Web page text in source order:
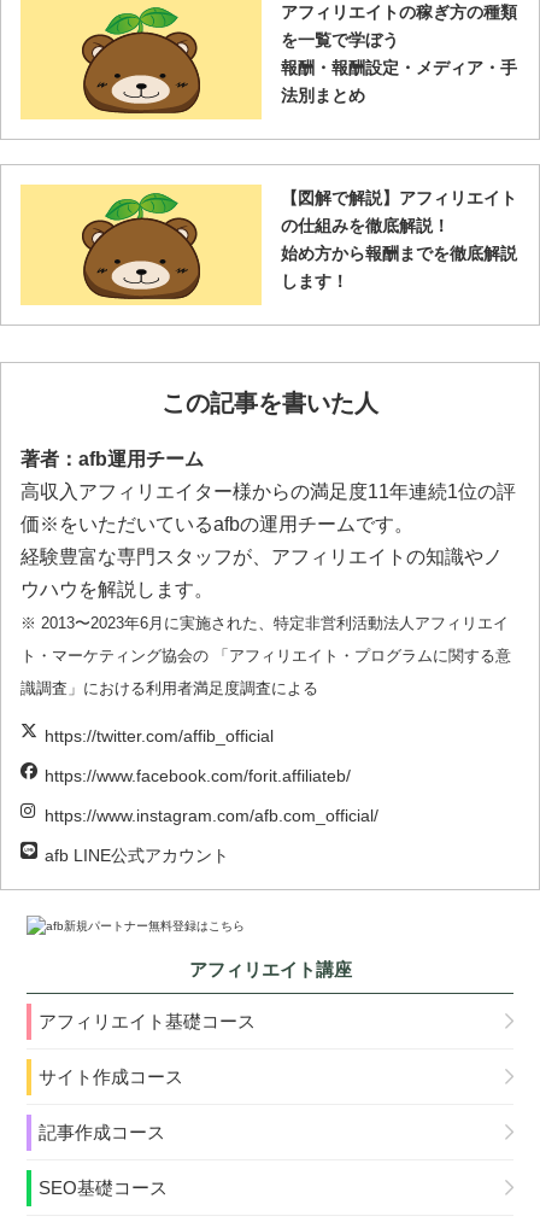
アフィリエイトの稼ぎ方の種類
を一覧で学ぼう
報酬・報酬設定・メディア・手
法別まとめ
【図解で解説】アフィリエイト
の仕組みを徹底解説！
始め方から報酬までを徹底解説
します！
この記事を書いた人
著者：afb運用チーム
高収入アフィリエイター様からの満足度11年連続1位の評
価※をいただいているafbの運用チームです。
経験豊富な専門スタッフが、アフィリエイトの知識やノ
ウハウを解説します。
※ 2013〜2023年6月に実施された、特定非営利活動法人アフィリエイ
ト・マーケティング協会の 「アフィリエイト・プログラムに関する意
識調査」における利用者満足度調査による
https://twitter.com/affib_official
https://www.facebook.com/forit.affiliateb/
https://www.instagram.com/afb.com_official/
afb LINE公式アカウント
アフィリエイト講座
アフィリエイト基礎コース
サイト作成コース
記事作成コース
SEO基礎コース